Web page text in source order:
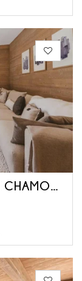
APPARTEMENT PANORAMA DE CHAMONIX